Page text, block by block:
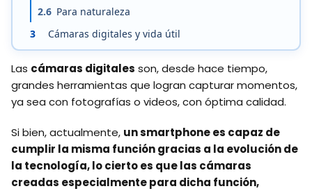
2.6 Para naturaleza
3
Cámaras digitales y vida útil
Las cámaras digitales son, desde hace tiempo,
grandes herramientas que logran capturar momentos,
ya sea con fotografías o videos, con óptima calidad.
Si bien, actualmente, un smartphone es capaz de
cumplir la misma función gracias a la evolución de
la tecnología, lo cierto es que las cámaras
creadas especialmente para dicha función,